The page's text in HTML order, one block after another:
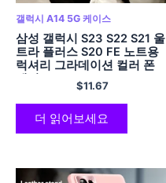
갤럭시 A14 5G 케이스
삼성 갤럭시 S23 S22 S21 울
트라 플러스 S20 FE 노트용
럭셔리 그라데이션 컬러 폰
케이스 20 A54 A34 A14
A53 A52 A23 A13 소프트
커버
$11.67
더 읽어보세요